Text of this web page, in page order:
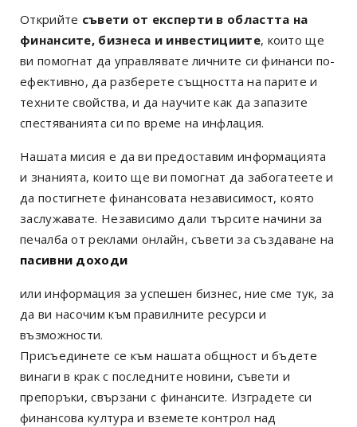
Открийте съвети от експерти в областта на
финансите, бизнеса и инвестициите, които ще
ви помогнат да управлявате личните си финанси по-
ефективно, да разберете същността на парите и
техните свойства, и да научите как да запазите
спестяванията си по време на инфлация.
Нашата мисия е да ви предоставим информацията
и знанията, които ще ви помогнат да забогатеете и
да постигнете финансовата независимост, която
заслужавате. Независимо дали търсите начини за
печалба от реклами онлайн, съвети за създаване на
пасивни доходи
или информация за успешен бизнес, ние сме тук, за
да ви насочим към правилните ресурси и
възможности.
Присъединете се към нашата общност и бъдете
винаги в крак с последните новини, съвети и
препоръки, свързани с финансите. Изградете си
финансова култура и вземете контрол над